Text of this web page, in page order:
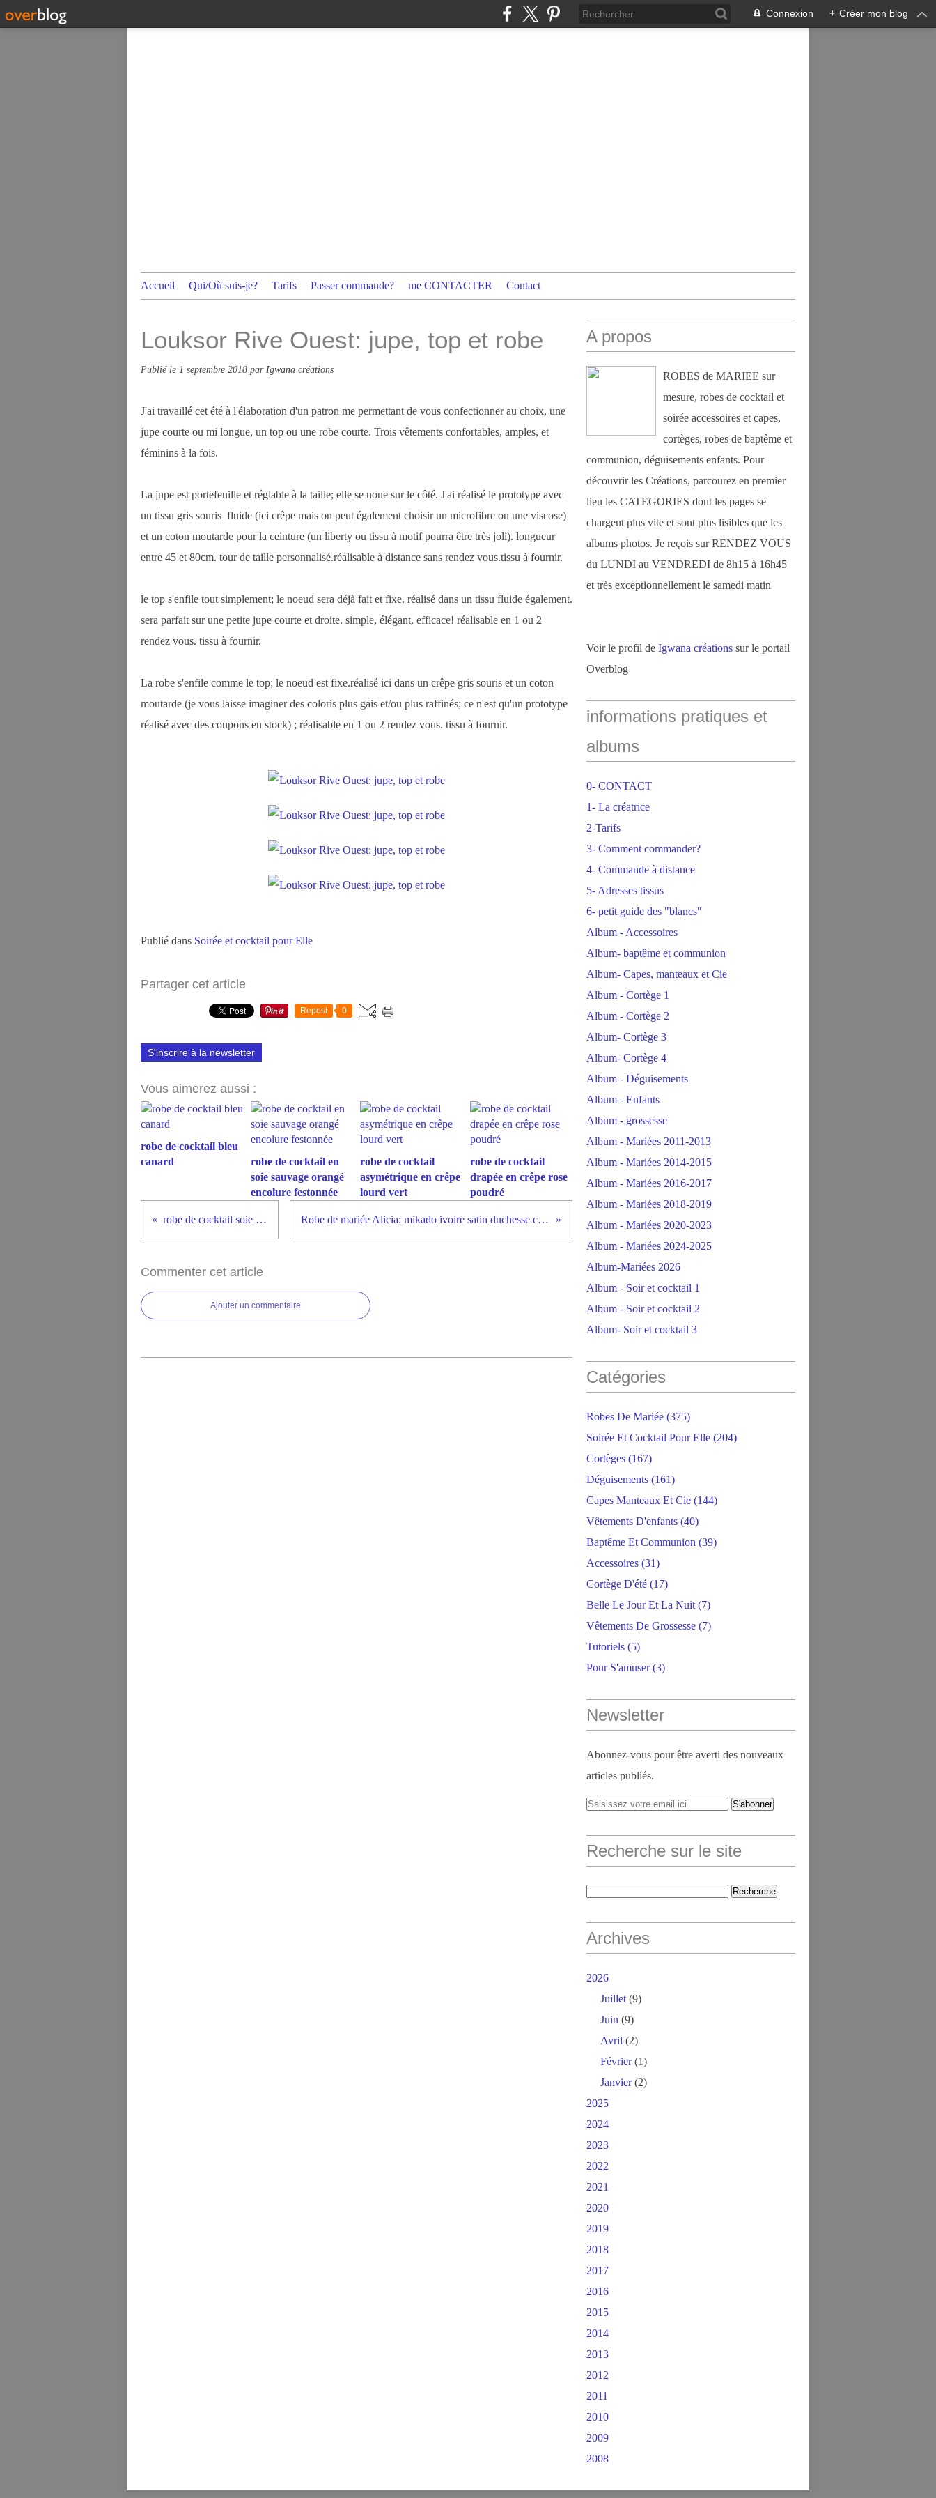
Connexion + Créer mon blog
Accueil Qui/Où suis-je? Tarifs Passer commande? me CONTACTER Contact
Louksor Rive Ouest: jupe, top et robe
Publié le 1 septembre 2018 par Igwana créations
J'ai travaillé cet été à l'élaboration d'un patron me permettant de vous confectionner au choix, une
jupe courte ou mi longue, un top ou une robe courte. Trois vêtements confortables, amples, et
féminins à la fois.
La jupe est portefeuille et réglable à la taille; elle se noue sur le côté. J'ai réalisé le prototype avec
un tissu gris souris fluide (ici crêpe mais on peut également choisir un microfibre ou une viscose)
et un coton moutarde pour la ceinture (un liberty ou tissu à motif pourra être très joli). longueur
entre 45 et 80cm. tour de taille personnalisé.réalisable à distance sans rendez vous.tissu à fournir.
le top s'enfile tout simplement; le noeud sera déjà fait et fixe. réalisé dans un tissu fluide également.
sera parfait sur une petite jupe courte et droite. simple, élégant, efficace! réalisable en 1 ou 2
rendez vous. tissu à fournir.
La robe s'enfile comme le top; le noeud est fixe.réalisé ici dans un crêpe gris souris et un coton
moutarde (je vous laisse imaginer des coloris plus gais et/ou plus raffinés; ce n'est qu'un prototype
réalisé avec des coupons en stock) ; réalisable en 1 ou 2 rendez vous. tissu à fournir.
Publié dans Soirée et cocktail pour Elle
Partager cet article
Repost 0
S'inscrire à la newsletter
Vous aimerez aussi :
robe de cocktail bleu
canard
robe de cocktail en
soie sauvage orangé
encolure festonnée
robe de cocktail
asymétrique en crêpe
lourd vert
robe de cocktail
drapée en crêpe rose
poudré
robe de cocktail soie sauvage anis Robe de mariée Alicia: mikado ivoire satin duchesse corail et dentelle de Calais
Commenter cet article
Ajouter un commentaire
A propos
ROBES de MARIEE sur
mesure, robes de cocktail et
soirée accessoires et capes,
cortèges, robes de baptême et
communion, déguisements enfants. Pour
découvrir les Créations, parcourez en premier
lieu les CATEGORIES dont les pages se
chargent plus vite et sont plus lisibles que les
albums photos. Je reçois sur RENDEZ VOUS
du LUNDI au VENDREDI de 8h15 à 16h45
et très exceptionnellement le samedi matin
Voir le profil de Igwana créations sur le portail
Overblog
informations pratiques et
albums
0- CONTACT
1- La créatrice
2-Tarifs
3- Comment commander?
4- Commande à distance
5- Adresses tissus
6- petit guide des "blancs"
Album - Accessoires
Album- baptême et communion
Album- Capes, manteaux et Cie
Album - Cortège 1
Album - Cortège 2
Album- Cortège 3
Album- Cortège 4
Album - Déguisements
Album - Enfants
Album - grossesse
Album - Mariées 2011-2013
Album - Mariées 2014-2015
Album - Mariées 2016-2017
Album - Mariées 2018-2019
Album - Mariées 2020-2023
Album - Mariées 2024-2025
Album-Mariées 2026
Album - Soir et cocktail 1
Album - Soir et cocktail 2
Album- Soir et cocktail 3
Catégories
Robes De Mariée (375)
Soirée Et Cocktail Pour Elle (204)
Cortèges (167)
Déguisements (161)
Capes Manteaux Et Cie (144)
Vêtements D'enfants (40)
Baptême Et Communion (39)
Accessoires (31)
Cortège D'été (17)
Belle Le Jour Et La Nuit (7)
Vêtements De Grossesse (7)
Tutoriels (5)
Pour S'amuser(3)
Newsletter
Abonnez-vous pour être averti des nouveaux
articles publiés.
Recherche sur le site
Archives
2026
Juillet (9)
Juin (9)
Avril (2)
Février(1)
Janvier(2)
2025
2024
2023
2022
2021
2020
2019
2018
2017
2016
2015
2014
2013
2012
2011
2010
2009
2008